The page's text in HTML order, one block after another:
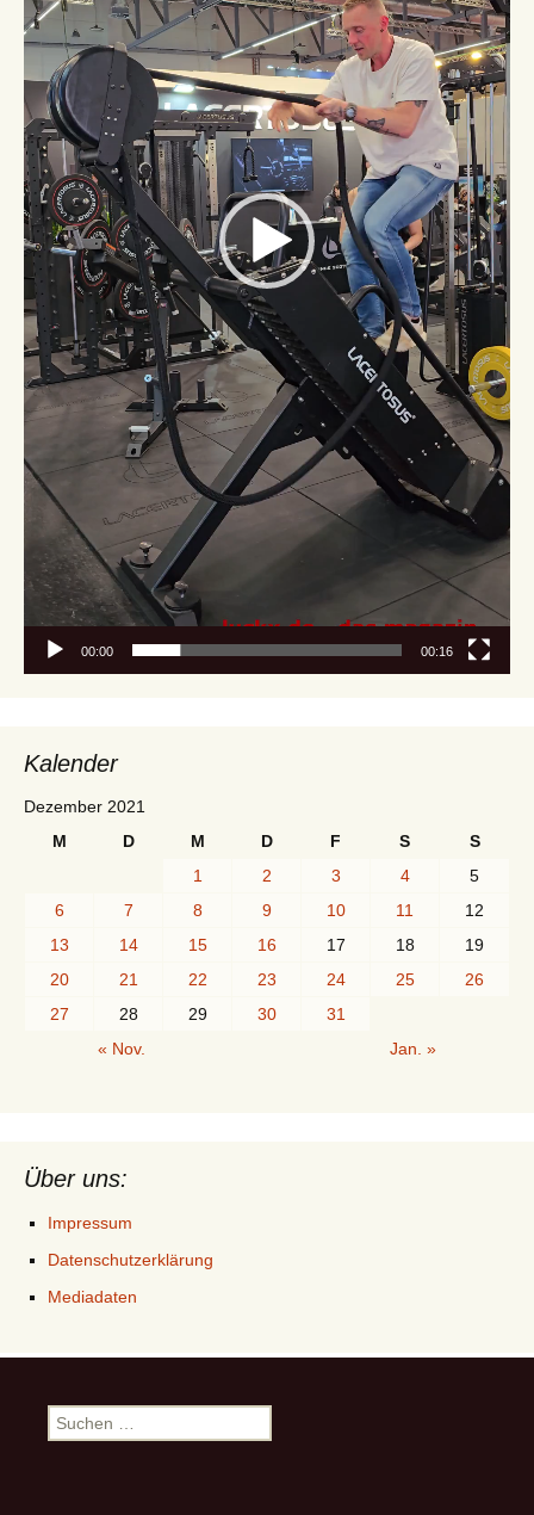
00:00 00:16
Kalender
Dezember 2021
M
D M D F S
S
1
2 3 4
5
6
7 8 9 10 11
12
13
14 15 16 17 18
19
20
21 22 23 24 25
26
27
28 29 30
31
« Nov.
Jan. »
Über uns:
Impressum
Datenschutzerklärung
Mediadaten
Suchen
nach: